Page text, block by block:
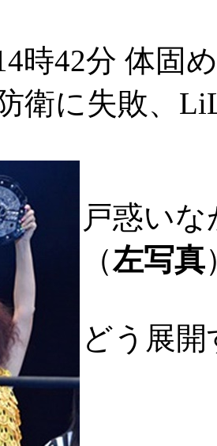
時42分 体固
衛に失敗、
戸惑い
（左写真
どう展